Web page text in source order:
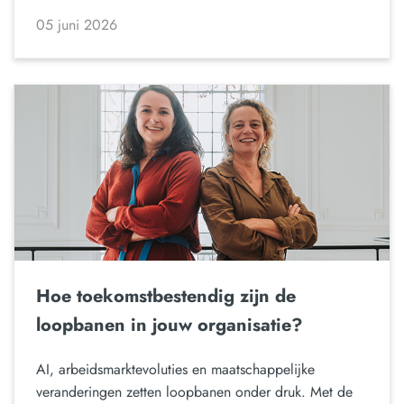
05 juni 2026
Hoe toekomstbestendig zijn de
loopbanen in jouw organisatie?
AI, arbeidsmarktevoluties en maatschappelijke
veranderingen zetten loopbanen onder druk. Met de